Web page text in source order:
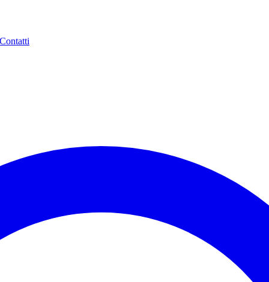
Contatti